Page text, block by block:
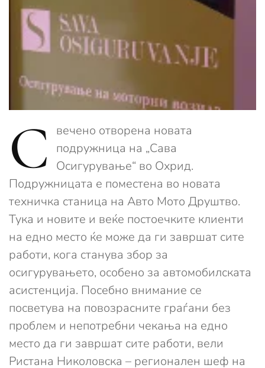
С
вечено отворена новата
подружница на „Сава
Осигурување“ во Охрид.
Подружницата е поместена во новата
техничка станица на Авто Мото Друштво.
Тука и новите и веќе постоечките клиенти
на едно место ќе може да ги завршат сите
работи, кога станува збор за
осигурувањето, особено за автомобилската
асистенција. Посебно внимание се
посветува на повозрасните граѓани без
проблем и непотребни чекања на едно
место да ги завршат сите работи, вели
Ристана Николовска – регионален шеф на